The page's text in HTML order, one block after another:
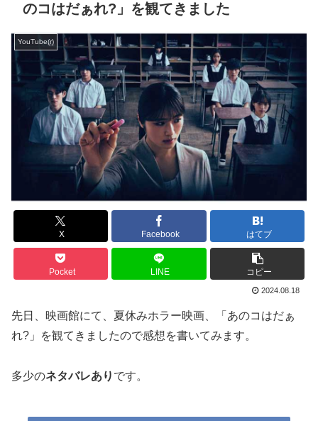
のコはだぁれ?」を観てきました
YouTube(r)
X Facebook はてブ
Pocket LINE コピー
2024.08.18
先日、映画館にて、夏休みホラー映画、「あのコはだぁ
れ?」を観てきましたので感想を書いてみます。
多少のネタバレあり です。